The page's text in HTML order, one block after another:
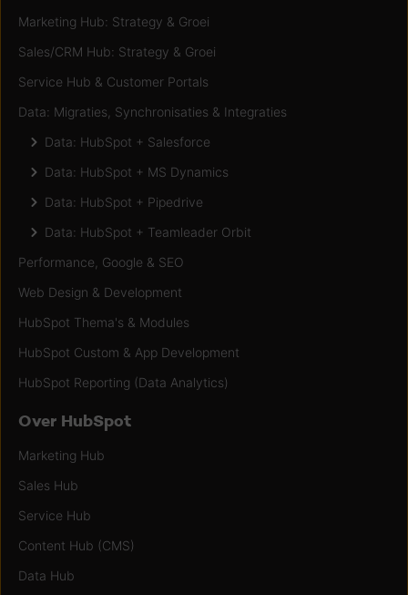
Marketing Hub: Strategy & Groei
Sales/CRM Hub: Strategy & Groei
Service Hub & Customer Portals
Data: Migraties, Synchronisaties & Integraties
Data: HubSpot + Salesforce
Data: HubSpot + MS Dynamics
Data: HubSpot + Pipedrive
Data: HubSpot + Teamleader Orbit
Performance, Google & SEO
Web Design & Development
HubSpot Thema's & Modules
HubSpot Custom & App Development
HubSpot Reporting (Data Analytics)
Over HubSpot
Marketing Hub
Sales Hub
Service Hub
Content Hub (CMS)
Data Hub